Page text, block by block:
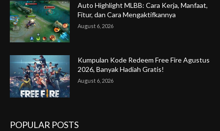
Auto Highlight MLBB: Cara Kerja, Manfaat,
Fitur, dan Cara Mengaktifkannya
August 6, 2026
Kumpulan Kode Redeem Free Fire Agustus
2026, Banyak Hadiah Gratis!
August 6, 2026
POPULAR POSTS